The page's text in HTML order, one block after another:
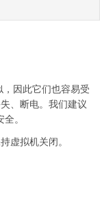
因此它们也容易受
、断电。我们建议
。
虚拟机关闭。